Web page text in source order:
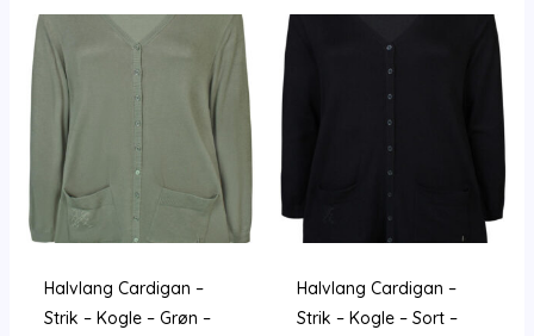
Halvlang Cardigan –
Strik – Kogle – Grøn –
Halvlang Cardigan –
Strik – Kogle – Sort –